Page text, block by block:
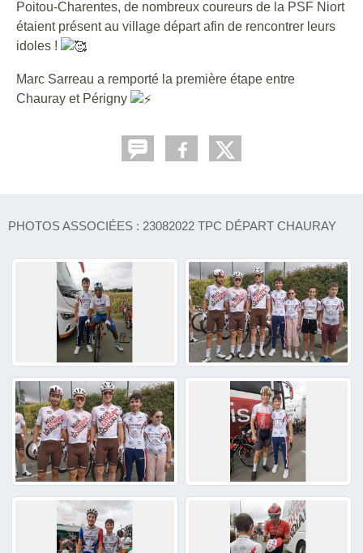
Poitou-Charentes, de nombreux coureurs de la PSF Niort
étaient présent au village départ afin de rencontrer leurs
idoles !
Marc Sarreau a remporté la première étape entre
Chauray et Périgny
PHOTOS ASSOCIÉES : 23082022 TPC DÉPART CHAURAY